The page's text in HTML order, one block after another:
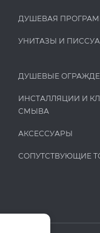
ДУШЕВАЯ
УНИТАЗЫ И
ДУШЕВЫЕ
ИНСТАЛЛЯЦИИ И
СМЫВА
АКСЕССУАРЫ
СОПУТСТВУЮЩИЕ